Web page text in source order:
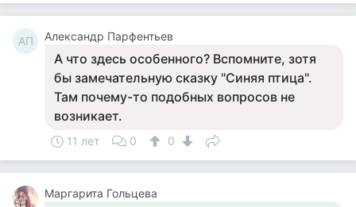
АП Александр Парфентьев
А что здесь особенного? Вспомните, зотя
бы замечательную сказку "Синяя птица".
Там почему-то подобных вопросов не
возникает.
11 лет 0 0
Маргарита Гольцева